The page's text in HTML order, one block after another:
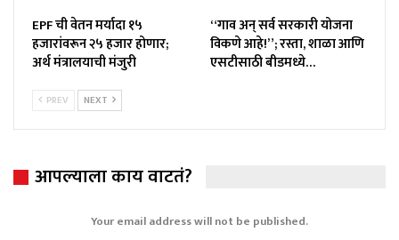
EPF ची वेतन मर्यादा १५
हजारांवरून २५ हजार होणार;
अर्थ मंत्रालयाची मंजुरी
“गाव अन् सर्व सरकारी योजना
विकणे आहे!”; रस्ता, शाळा आणि
एसटीसाठी बीडमध्ये…
PREV NEXT
आपल्याला काय वाटतं?
Your email address will not be published.